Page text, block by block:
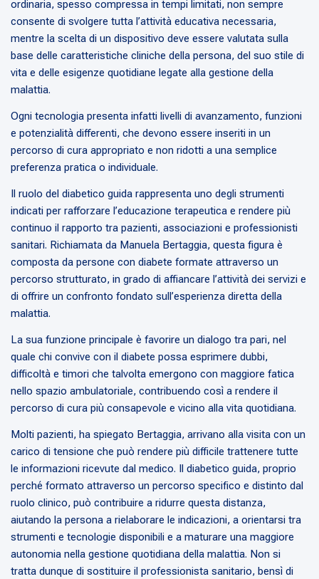
ordinaria, spesso compressa in tempi limitati, non sempre
consente di svolgere tutta l’attività educativa necessaria,
mentre la scelta di un dispositivo deve essere valutata sulla
base delle caratteristiche cliniche della persona, del suo stile di
vita e delle esigenze quotidiane legate alla gestione della
malattia.
Ogni tecnologia presenta infatti livelli di avanzamento, funzioni
e potenzialità differenti, che devono essere inseriti in un
percorso di cura appropriato e non ridotti a una semplice
preferenza pratica o individuale.
Il ruolo del diabetico guida rappresenta uno degli strumenti
indicati per rafforzare l’educazione terapeutica e rendere più
continuo il rapporto tra pazienti, associazioni e professionisti
sanitari. Richiamata da Manuela Bertaggia, questa figura è
composta da persone con diabete formate attraverso un
percorso strutturato, in grado di affiancare l’attività dei servizi e
di offrire un confronto fondato sull’esperienza diretta della
malattia.
La sua funzione principale è favorire un dialogo tra pari, nel
quale chi convive con il diabete possa esprimere dubbi,
difficoltà e timori che talvolta emergono con maggiore fatica
nello spazio ambulatoriale, contribuendo così a rendere il
percorso di cura più consapevole e vicino alla vita quotidiana.
Molti pazienti, ha spiegato Bertaggia, arrivano alla visita con un
carico di tensione che può rendere più difficile trattenere tutte
le informazioni ricevute dal medico. Il diabetico guida, proprio
perché formato attraverso un percorso specifico e distinto dal
ruolo clinico, può contribuire a ridurre questa distanza,
aiutando la persona a rielaborare le indicazioni, a orientarsi tra
strumenti e tecnologie disponibili e a maturare una maggiore
autonomia nella gestione quotidiana della malattia. Non si
tratta dunque di sostituire il professionista sanitario, bensì di